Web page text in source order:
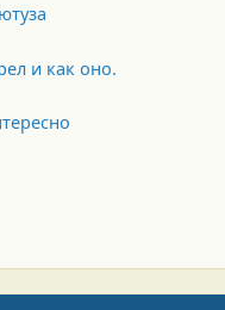
и как оно.